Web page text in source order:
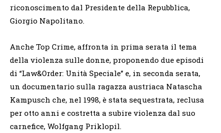
riconoscimento dal Presidente della Repubblica,
Giorgio Napolitano.
Anche Top Crime, affronta in prima serata il tema
della violenza sulle donne, proponendo due episodi
di “Law&Order: Unità Speciale” e, in seconda serata,
un documentario sulla ragazza austriaca Natascha
Kampusch che, nel 1998, è stata sequestrata, reclusa
per otto anni e costretta a subire violenza dal suo
carnefice, Wolfgang Priklopil.